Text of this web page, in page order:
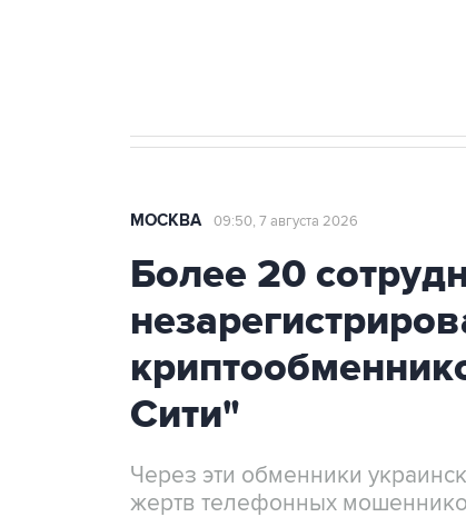
МОСКВА 09:50, 7 августа 2026
Более 20
Сити"
Через эти обменники
жертв телефонных